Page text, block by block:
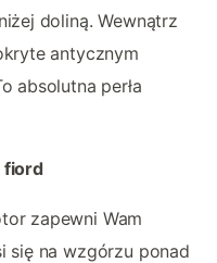
doliną. Wewnątrz
antycznym
absolutna perła
fiord
zapewni Wam
się na wzgórzu ponad